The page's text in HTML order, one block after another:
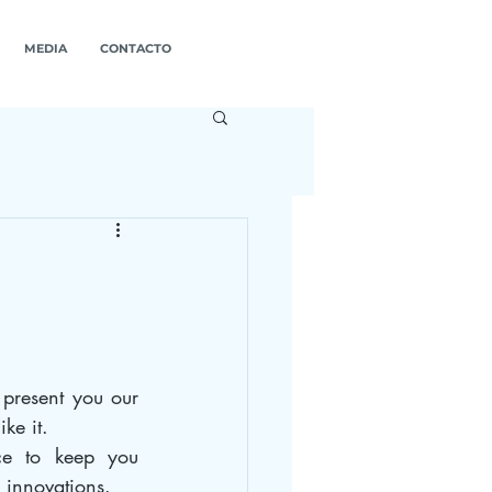
MEDIA CONTACTO
you our
it.
to keep you